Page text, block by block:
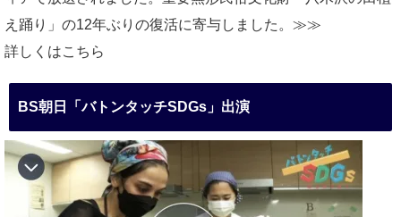
え踊り」の12年ぶりの復活に寄与しました。≫≫
詳しくはこちら
BS朝日「バトンタッチSDGs」出演